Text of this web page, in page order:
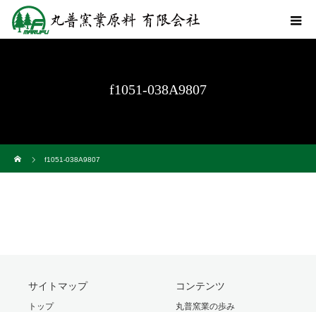
f1051-038A9807
f1051-038A9807
サイトマップ
トップ
コンテンツ
丸普窯業の歩み